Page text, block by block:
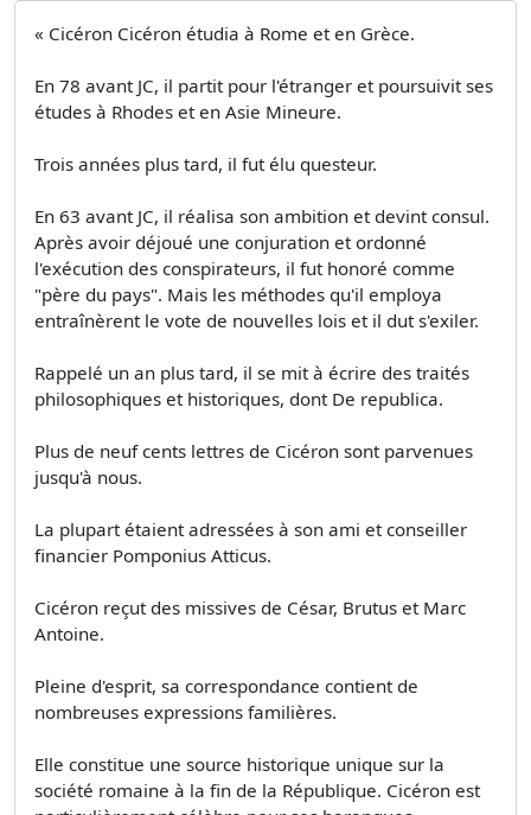
« Cicéron Cicéron étudia à Rome et en Grèce.
En 78 avant JC, il partit pour l'étranger et poursuivit ses
études à Rhodes et en Asie Mineure.
Trois années plus tard, il fut élu questeur.
En 63 avant JC, il réalisa son ambition et devint consul.
Après avoir déjoué une conjuration et ordonné
l'exécution des conspirateurs, il fut honoré comme
"père du pays". Mais les méthodes qu'il employa
entraînèrent le vote de nouvelles lois et il dut s'exiler.
Rappelé un an plus tard, il se mit à écrire des traités
philosophiques et historiques, dont De republica.
Plus de neuf cents lettres de Cicéron sont parvenues
jusqu'à nous.
La plupart étaient adressées à son ami et conseiller
financier Pomponius Atticus.
Cicéron reçut des missives de César, Brutus et Marc
Antoine.
Pleine d'esprit, sa correspondance contient de
nombreuses expressions familières.
Elle constitue une source historique unique sur la
société romaine à la fin de la République. Cicéron est